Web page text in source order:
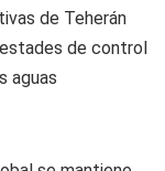
de Teherán
de control
aguas